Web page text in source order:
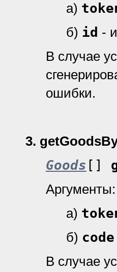
а)
б) id -
В случае
ошибки.
3.
Goods []
Аргументы:
а)
б) code
В случае